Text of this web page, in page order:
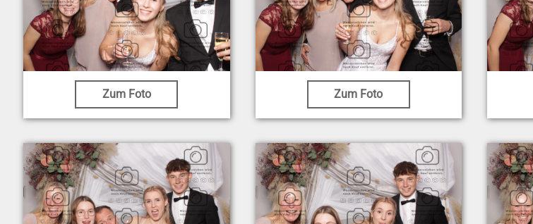
Zum Foto Zum Foto